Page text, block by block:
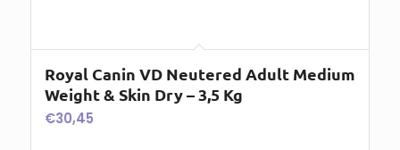
Royal Canin VD Neutered Adult Medium
Weight & Skin Dry – 3,5 Kg
€30,45